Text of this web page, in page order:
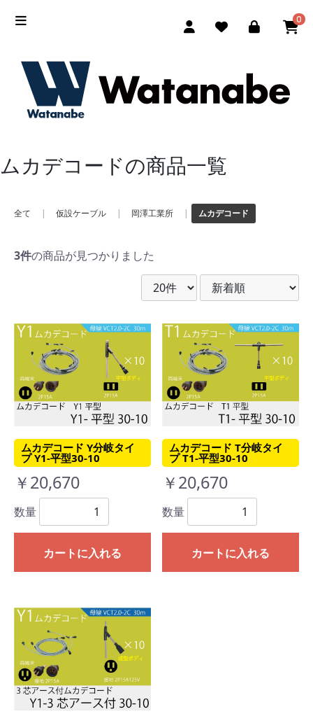
0
ムカデコードの商品一覧
全て | 仮設ケーブル | 岡澤工業所 | ムカデコード
3件の商品が見つかりました
ムカデコード Y分岐タイ
プ Y1-平型30-10
￥20,670
数量
カートに入れる
ムカデコード T分岐タイ
プ T1-平型30-10
￥20,670
数量
カートに入れる